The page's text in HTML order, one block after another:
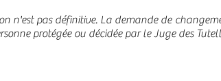
n'est pas définitive. La demande de
protégée ou décidée par le Juge des